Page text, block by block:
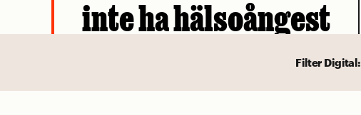
inte ha hälsoångest
Cancerlarmen kring biffen intas bäst med en
Filter Digital: